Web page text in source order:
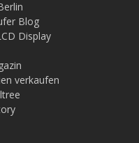
Blog
Display
verkaufen